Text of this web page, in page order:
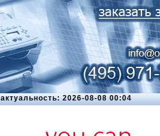
актуальность: 2026-08-08 00:04